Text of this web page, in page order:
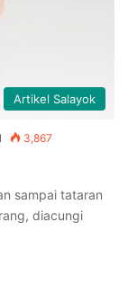
Artikel Salayok
3,867
sampai tataran
diacungi